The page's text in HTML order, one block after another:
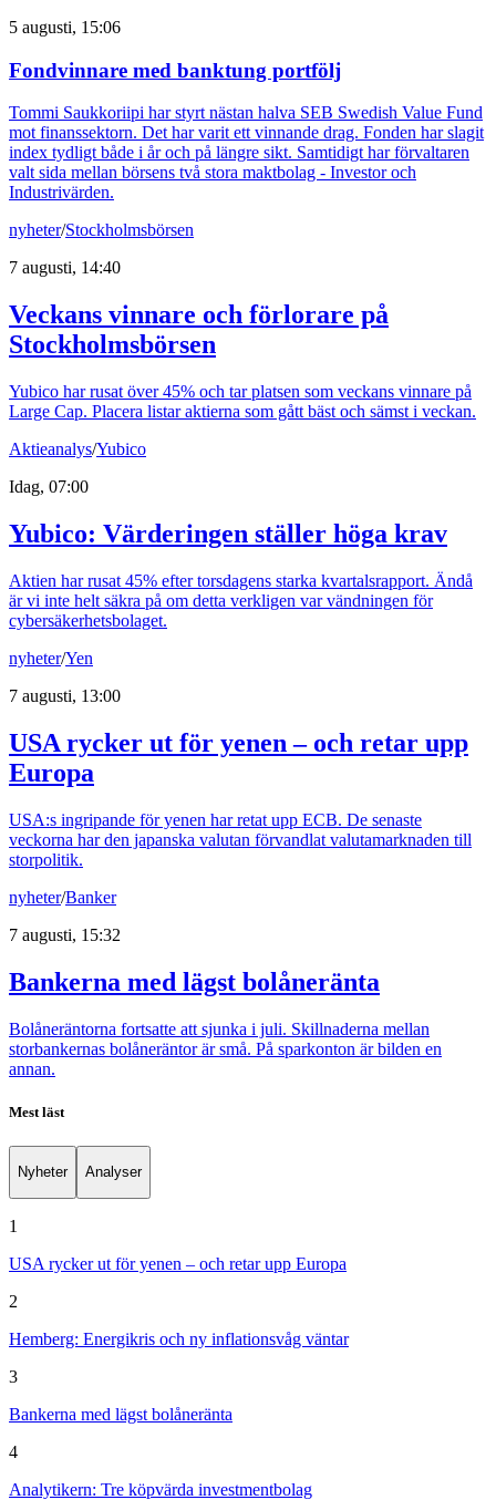
5 augusti, 15:06
Fondvinnare med banktung portfölj
Tommi Saukkoriipi har styrt nästan halva SEB Swedish Value Fund
mot finanssektorn. Det har varit ett vinnande drag. Fonden har slagit
index tydligt både i år och på längre sikt. Samtidigt har förvaltaren
valt sida mellan börsens två stora maktbolag - Investor och
Industrivärden.
nyheter/Stockholmsbörsen
7 augusti, 14:40
Veckans vinnare och förlorare på
Stockholmsbörsen
Yubico har rusat över 45% och tar platsen som veckans vinnare på
Large Cap. Placera listar aktierna som gått bäst och sämst i veckan.
Aktieanalys/Yubico
Idag, 07:00
Yubico: Värderingen ställer höga krav
Aktien har rusat 45% efter torsdagens starka kvartalsrapport. Ändå
är vi inte helt säkra på om detta verkligen var vändningen för
cybersäkerhetsbolaget.
nyheter/Yen
7 augusti, 13:00
USA rycker ut för yenen – och retar upp
Europa
USA:s ingripande för yenen har retat upp ECB. De senaste
veckorna har den japanska valutan förvandlat valutamarknaden till
storpolitik.
nyheter/Banker
7 augusti, 15:32
Bankerna med lägst bolåneränta
Bolåneräntorna fortsatte att sjunka i juli. Skillnaderna mellan
storbankernas bolåneräntor är små. På sparkonton är bilden en
annan.
Mest läst
Nyheter Analyser
1
USA rycker ut för yenen – och retar upp Europa
2
Hemberg: Energikris och ny inflationsvåg väntar
3
Bankerna med lägst bolåneränta
4
Analytikern: Tre köpvärda investmentbolag